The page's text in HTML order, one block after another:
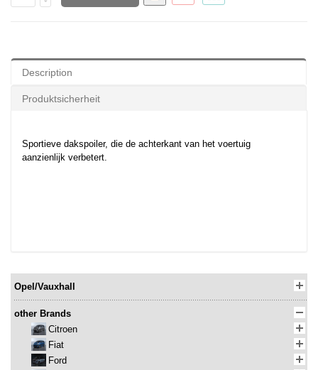
Description
Produktsicherheit
Sportieve dakspoiler, die de achterkant van het voertuig
aanzienlijk verbetert.
Opel/Vauxhall
other Brands
Citroen
Fiat
Ford